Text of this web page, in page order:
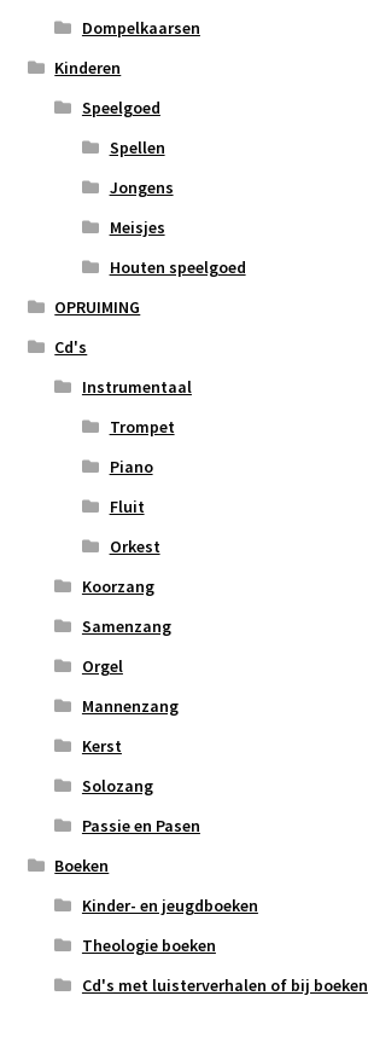
Dompelkaarsen
Kinderen
Speelgoed
Spellen
Jongens
Meisjes
Houten speelgoed
OPRUIMING
Cd's
Instrumentaal
Trompet
Piano
Fluit
Orkest
Koorzang
Samenzang
Orgel
Mannenzang
Kerst
Solozang
Passie en Pasen
Boeken
Kinder- en jeugdboeken
Theologie boeken
Cd's met luisterverhalen of bij boeken